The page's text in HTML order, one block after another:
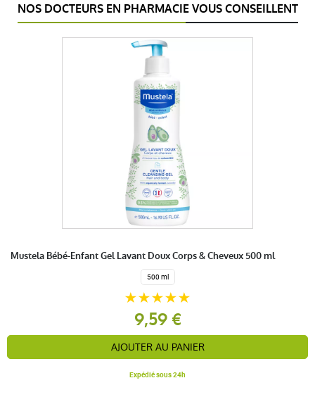
NOS DOCTEURS EN PHARMACIE VOUS CONSEILLENT
Mustela Bébé-Enfant Gel Lavant Doux Corps & Cheveux 500 ml
500 ml
9,59 €
AJOUTER AU PANIER
Expédié sous 24h